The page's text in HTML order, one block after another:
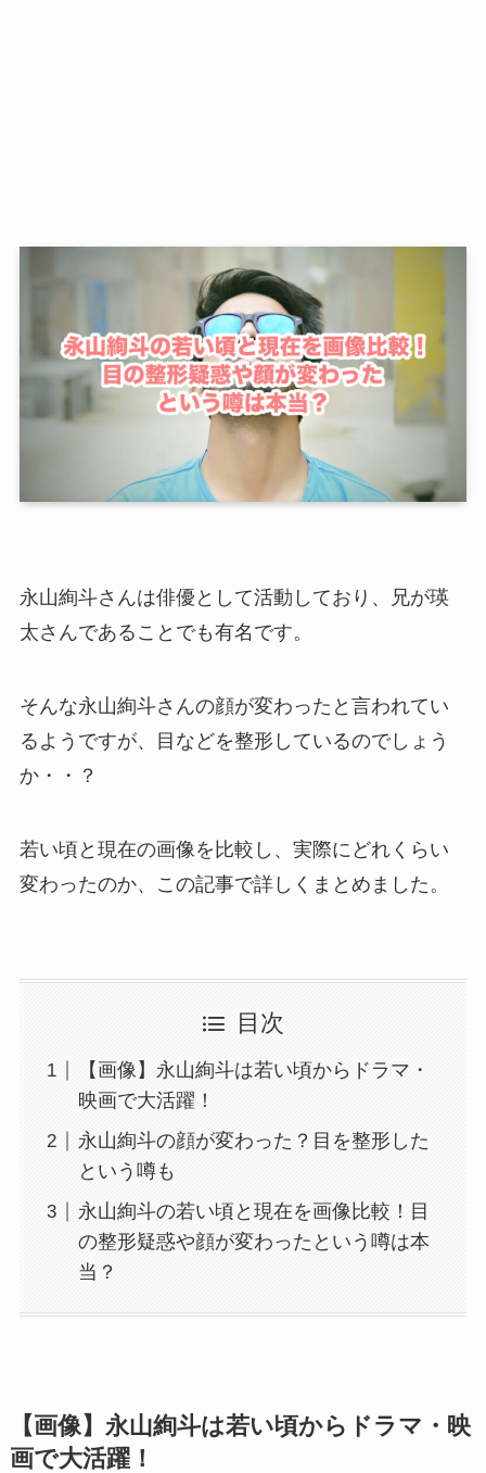
永山絢斗さんは俳優として活動しており、兄が瑛
太さんであることでも有名です。
そんな永山絢斗さんの顔が変わったと言われてい
るようですが、目などを整形しているのでしょう
か・・？
若い頃と現在の画像を比較し、実際にどれくらい
変わったのか、この記事で詳しくまとめました。
目次
【画像】永山絢斗は若い頃からドラマ・
映画で大活躍！
永山絢斗の顔が変わった？目を整形した
という噂も
永山絢斗の若い頃と現在を画像比較！目
の整形疑惑や顔が変わったという噂は本
当？
【画像】永山絢斗は若い頃からドラマ・映
画で大活躍！